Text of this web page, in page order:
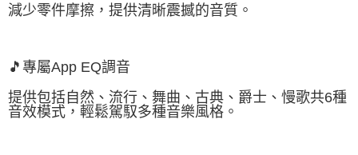
減少零件摩擦，提供清晰震撼的音質。
🎵專屬App EQ調音
提供包括自然、流行、舞曲、古典、爵士、慢歌共6種
音效模式，輕鬆駕馭多種音樂風格。